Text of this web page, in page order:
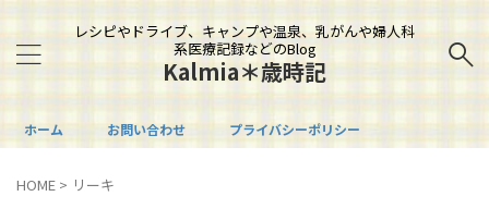
レシピやドライブ、キャンプや温泉、乳がんや婦人科
系医療記録などのBlog
Kalmia＊歳時記
ホーム お問い合わせ プライバシーポリシー
HOME > リーキ